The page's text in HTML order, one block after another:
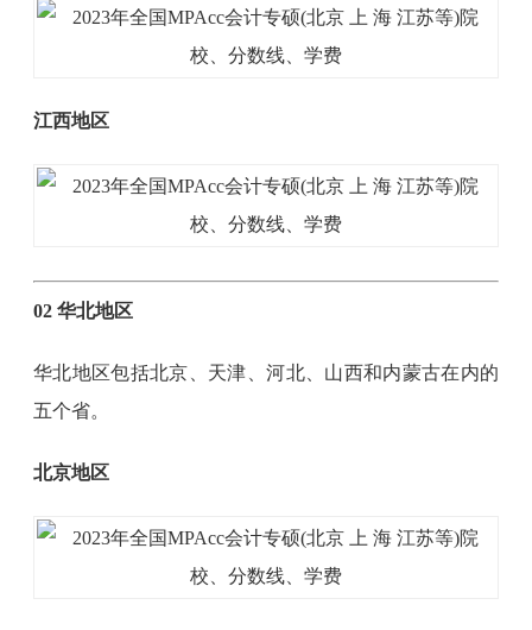
江西地区
02 华北地区
华北地区包括北京、天津、河北、山西和内蒙古在内的
五个省。
北京地区